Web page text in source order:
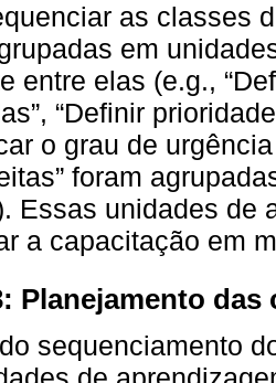
as classes
em
entre elas (e.g.,
“Definir
o grau de
foram
Essas unidades de
a capacitação em
Planejamento
sequenciamento